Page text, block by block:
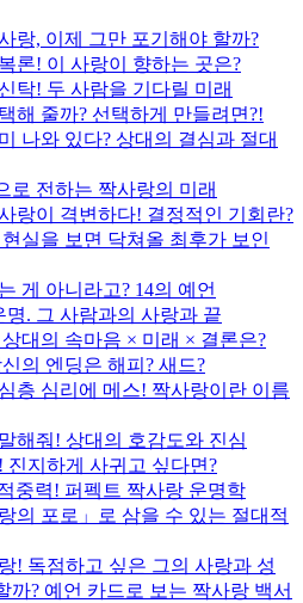
랑, 이제 그만 포기해야 할까?
론! 이 사랑이 향하는 곳은?
탁! 두 사람을 기다릴 미래
해 줄까? 선택하게 만들려면?!
나와 있다? 상대의 결심과 절대
로 전하는 짝사랑의 미래
랑이 격변하다! 결정적인 기회란?
실을 보면 닥쳐올 최후가 보인
게 아니라고? 14의 예언
명. 그 사람과의 사랑과 끝
대의 속마음 × 미래 × 결론은?
의 엔딩은 해피? 새드?
층 심리에 메스! 짝사랑이란 이름
해줘! 상대의 호감도와 진심
진지하게 사귀고 싶다면?
중력! 퍼펙트 짝사랑 운명학
의 포로」로 삼을 수 있는 절대적
! 독점하고 싶은 그의 사랑과 성
까? 예언 카드로 보는 짝사랑 백서